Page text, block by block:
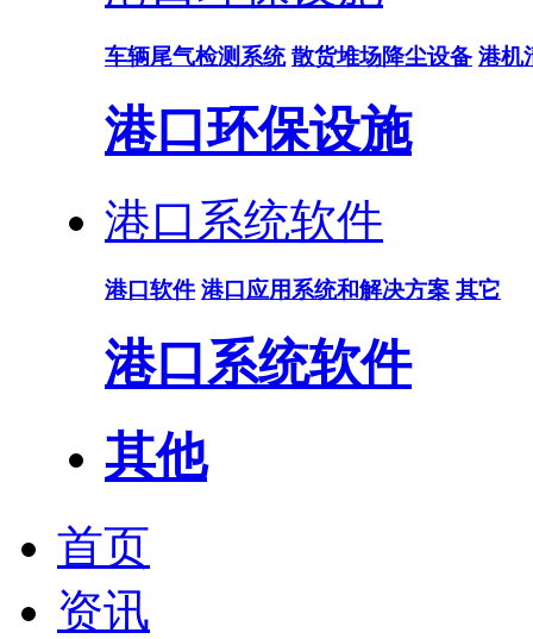
车辆尾气检测系统 散货堆场降尘设备 港机
港口环保设施
港口系统软件
港口软件 港口应用系统和解决方案 其它
港口系统软件
其他
首页
资讯